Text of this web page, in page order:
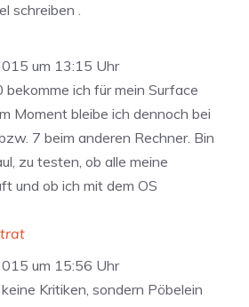
schreiben .
um 13:15 Uhr
ich für mein Surface
Moment bleibe ich dennoch bei
7 beim anderen Rechner. Bin
zu testen, ob alle meine
und ob ich mit dem OS
um 15:56 Uhr
Kritiken, sondern Pöbelein